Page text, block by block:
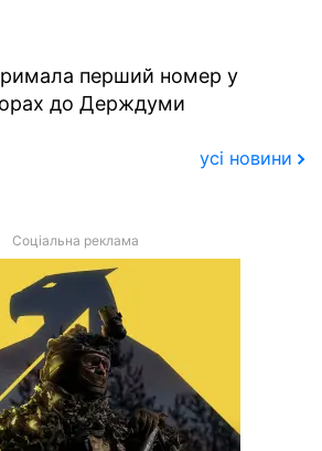
перший номер у
до Держдуми
усі новини
Соціальна реклама